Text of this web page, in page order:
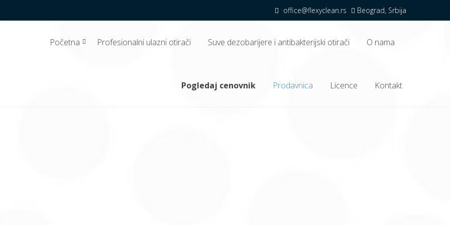
office@flexyclean.rs Beograd, Srbija
Početna Profesionalni ulazni otirači Suve dezobarijere i antibakterijski otirači O nama
Pogledaj cenovnik Prodavnica Licence Kontakt